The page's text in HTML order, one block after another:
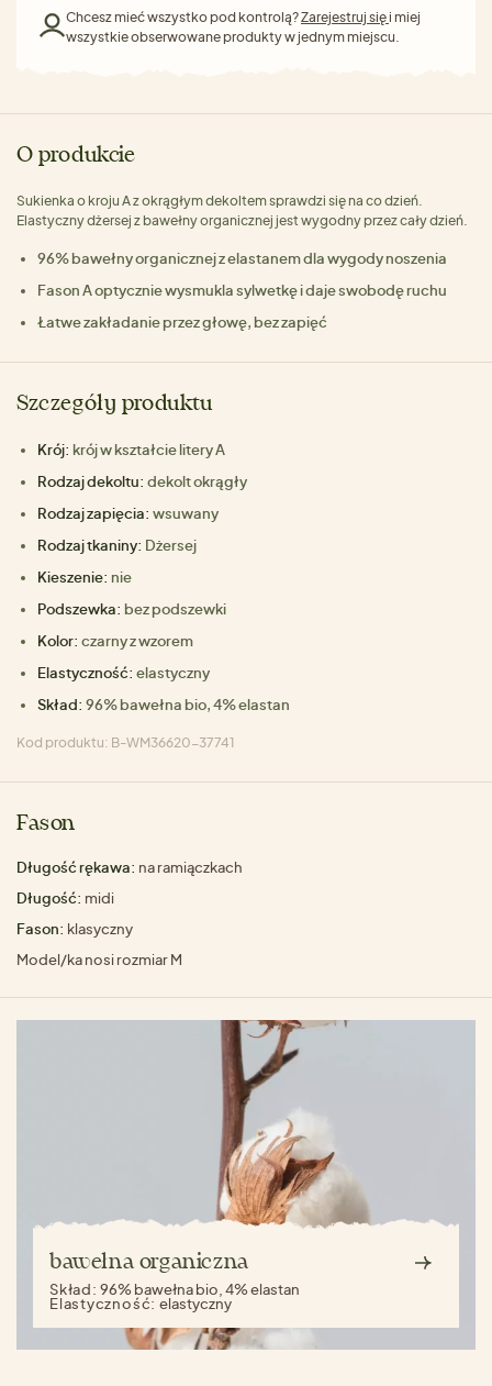
Chcesz mieć wszystko pod kontrolą?Zarejestruj sięi miej
wszystkie obserwowane produkty w jednym miejscu.
O produkcie
Sukienka o kroju A z okrągłym dekoltem sprawdzi się na co dzień.
Elastyczny dżersej z bawełny organicznej jest wygodny przez cały dzień.
96% bawełny organicznej z elastanem dla wygody noszenia
Fason A optycznie wysmukla sylwetkę i daje swobodę ruchu
Łatwe zakładanie przez głowę, bez zapięć
Szczegóły produktu
Krój: krój w kształcie litery A
Rodzaj dekoltu: dekolt okrągły
Rodzaj zapięcia: wsuwany
Rodzaj tkaniny: Dżersej
Kieszenie: nie
Podszewka: bez podszewki
Kolor: czarny z wzorem
Elastyczność: elastyczny
Skład: 96% bawełna bio, 4% elastan
Kod produktu: B-WM36620-37741
Fason
Długość rękawa: na ramiączkach
Długość: midi
Fason: klasyczny
Model/ka nosi rozmiar M
bawełna organiczna
Skład:96% bawełna bio, 4% elastan
Elastyczność: elastyczny